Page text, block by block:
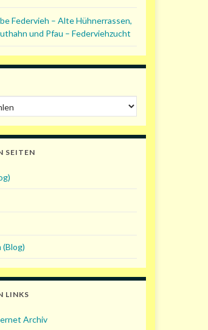
Federvieh – Alte Hühnerrassen,
und Pfau – Federviehzucht
SEITEN
(Blog)
LINKS
Archiv